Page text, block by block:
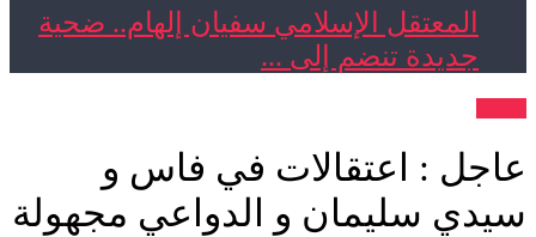
المعتقل الإسلامي سفيان إلهام.. ضحية
جديدة تنضم إلى ...
: اعتقالات في فاس و
سليمان و الدواعي مجهولة